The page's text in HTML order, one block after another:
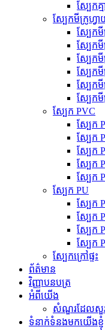
ស្បែកគ្
ស្បែកមីក្រូហ្វា
ស្បែកមី
ស្បែកមី
ស្បែកមី
ស្បែកមី
ស្បែកមី
ស្បែកមី
ស្បែក PVC
ស្បែក
ស្បែក
ស្បែក
ស្បែក
ស្បែក
ស្បែក PU
ស្បែក
ស្បែក
ស្បែក
ស្បែក
ស្បែកក្រៅផ្ទះ
ព័ត៌មាន
វិញ្ញាបនបត្រ
អំពីយើង
សំណួរដែលសួ
ទំនាក់ទំនងមកយើងខ្ញុំ